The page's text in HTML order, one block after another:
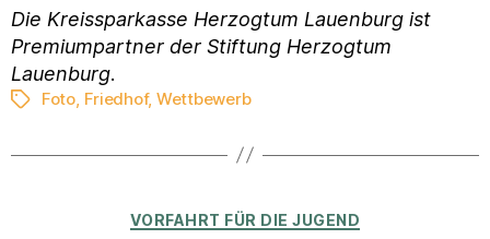
Die Kreissparkasse Herzogtum Lauenburg ist
Premiumpartner der Stiftung Herzogtum
Lauenburg.
Schlagwörter
Foto Friedhof, Wettbewerb
Kategorien
VORFAHRT FÜR DIE JUGEND